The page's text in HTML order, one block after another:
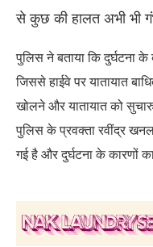
से कुछ की हालत अभी भी
पुलिस ने बताया कि दुर्घटना
जिससे हाईवे पर यातायात
खोलने और यातायात को
पुलिस के प्रवक्ता रवींद्र
गई है और दुर्घटना के कारणों